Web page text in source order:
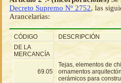
Decreto Supremo Nº 2752, las
Arancelarias:
CÓDIGO
DESCRIPCIÓN
DE LA
MERCANCÍA
69.05
Tejas, elementos de
ornamentos
cerámicos para